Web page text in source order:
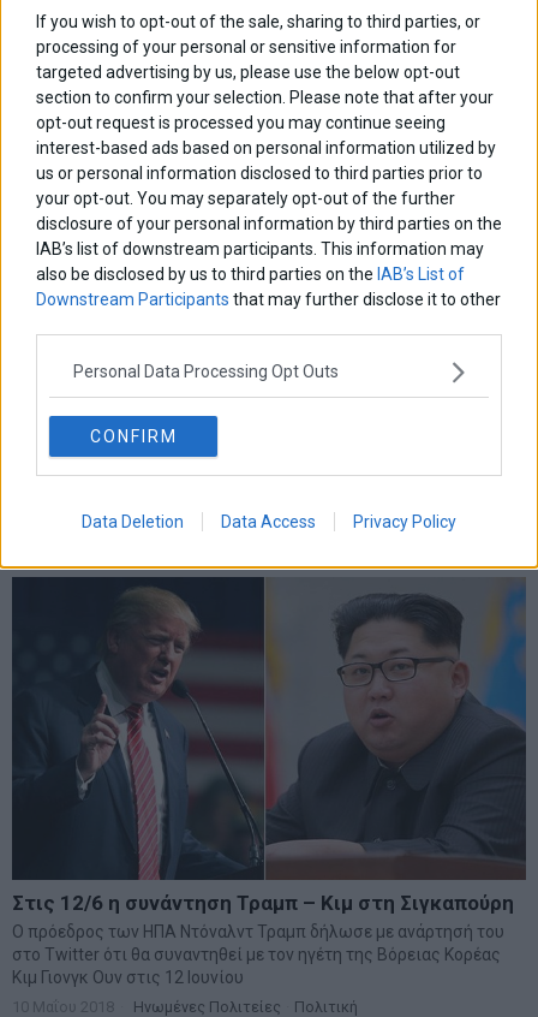
If you wish to opt-out of the sale, sharing to third parties, or
processing of your personal or sensitive information for
targeted advertising by us, please use the below opt-out
section to confirm your selection. Please note that after your
opt-out request is processed you may continue seeing
interest-based ads based on personal information utilized by
us or personal information disclosed to third parties prior to
your opt-out. You may separately opt-out of the further
disclosure of your personal information by third parties on the
IAB’s list of downstream participants. This information may
also be disclosed by us to third parties on the IAB’s List of
Downstream Participants that may further disclose it to other
Personal Data Processing Opt Outs
CONFIRM
Data Deletion Data Access Privacy Policy
Στις 7/12 η επίσκεψη Τσίπρα στην Μόσχα
Για τις 7 Δεκεμβρίου ορίζεται τελικά η επίσκεψη του
Πρωθυπουργού Αλέξη Τσίπρα στην Μόσχα
12 Οκτωβρίου 2018 Ελλάδα · Πολιτική
Viral… και πάλι οι σωματοφύλακες του Κιμ
Κορέας, Κιμ Γιονγκ Ουν στη Σιγκαπούρη
Στις 12/6 η συνάντηση Τραμπ – Κιμ στη Σιγκαπούρη
Ο πρόεδρος των ΗΠΑ Ντόναλντ Τραμπ δήλωσε με ανάρτησή του
στο Twitter ότι θα συναντηθεί με τον ηγέτη της Βόρειας Κορέας
Κιμ Γιονγκ Ουν στις 12 Ιουνίου
10 Μαΐου 2018 Ηνωμένες Πολιτείες Πολιτική